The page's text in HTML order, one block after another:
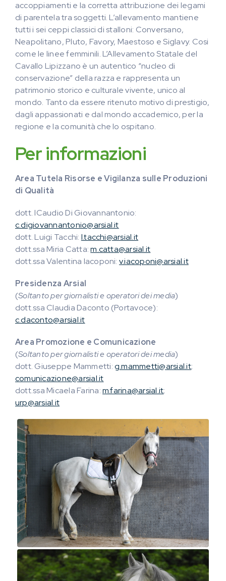
accoppiamenti e la corretta attribuzione dei legami
di parentela tra soggetti. L’allevamento mantiene
tutti i sei ceppi classici di stalloni: Conversano,
Neapolitano, Pluto, Favory, Maestoso e Siglavy. Cosi
come le linee femminili. L’Allevamento Statale del
Cavallo Lipizzano è un autentico “nucleo di
conservazione” della razza e rappresenta un
patrimonio storico e culturale vivente, unico al
mondo. Tanto da essere ritenuto motivo di prestigio,
dagli appassionati e dal mondo accademico, per la
regione e la comunità che lo ospitano.
Per informazioni
Area Tutela Risorse e Vigilanza sulle Produzioni
di Qualità
dott. lCaudio Di Giovannantonio:
c.digiovannantonio@arsial.it
dott. Luigi Tacchi: l.tacchi@arsial.it
dott.ssa Miria Catta:m.catta@arsial.it
dott.ssa Valentina Iacoponi: v.iacoponi@arsial.it
Presidenza Arsial
(Soltanto per giornalisti e operatori dei media)
dott.ssa Claudia Daconto (Portavoce):
c.daconto@arsial.it
Area Promozione e Comunicazione
(Soltanto per giornalisti e operatori dei media)
dott. Giuseppe Mammetti:g.mammetti@arsial.it;
comunicazione@arsial.it
dott.ssa Micaela Farina:m.farina@arsial.it;
urp@arsial.it